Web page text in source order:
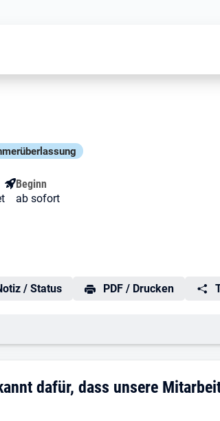
Beginn
ab sofort
/ Status PDF / Drucken
dafür, dass unsere